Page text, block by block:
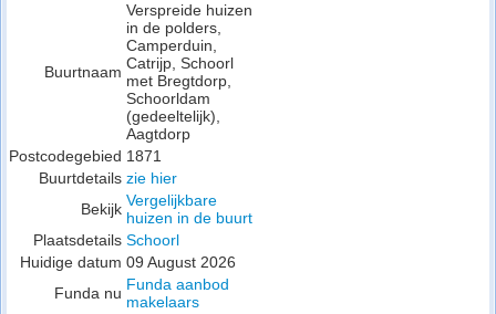
Buurtnaam
Verspreide huizen
in de polders,
Camperduin,
Catrijp, Schoorl
met Bregtdorp,
Schoorldam
(gedeeltelijk),
Aagtdorp
Postcodegebied 1871
Buurtdetails zie hier
Bekijk Vergelijkbare
huizen in de buurt
Plaatsdetails Schoorl
Huidige datum 09 August 2026
Funda nu Funda aanbod
makelaars